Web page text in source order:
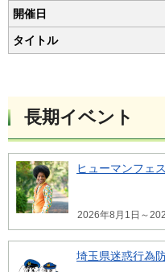
開催日
タイトル
長期イベント
ヒューマンフェ
2026年8月1日～
埼玉県迷惑行為